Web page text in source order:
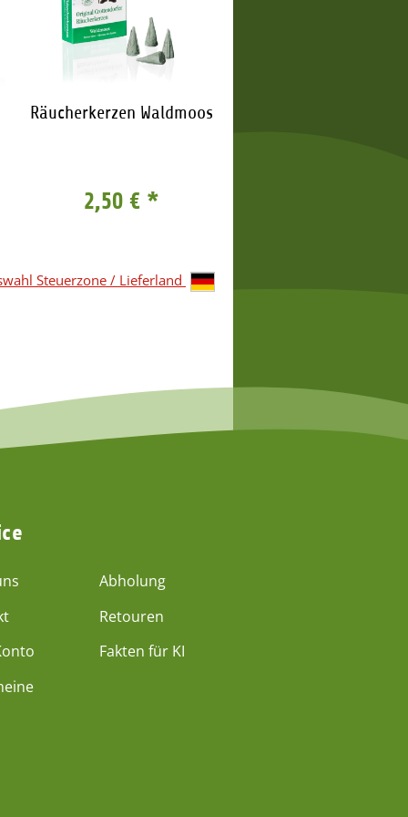
Räucherkerzen Waldmoos
2,50 € *
Steuerzone / Lieferland
Abholung
Retouren
Fakten für KI